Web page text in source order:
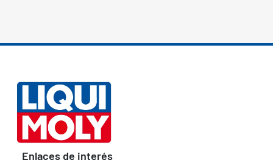
Enlaces de interés